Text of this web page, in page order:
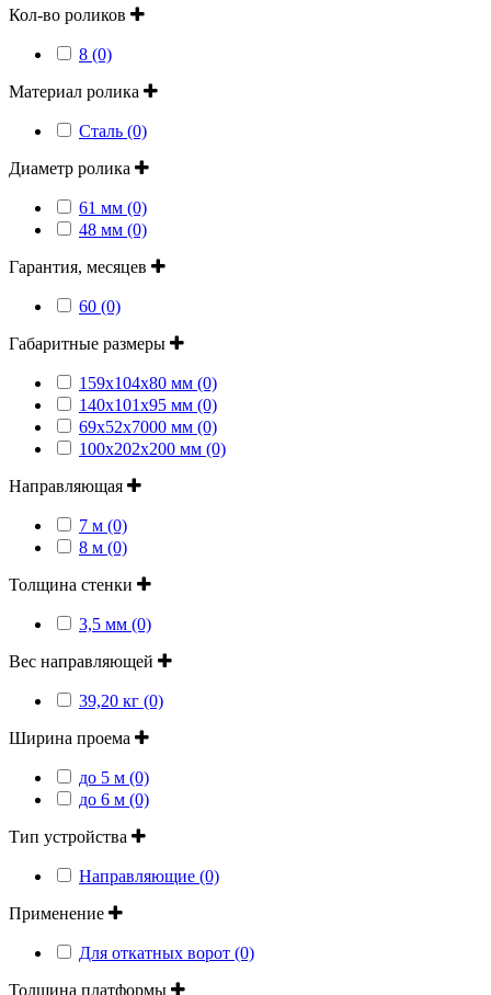
Кол-во роликов
8 (0)
Материал ролика
Сталь (0)
Диаметр ролика
61 мм (0)
48 мм (0)
Гарантия, месяцев
60 (0)
Габаритные размеры
159х104х80 мм (0)
140х101х95 мм (0)
69х52х7000 мм (0)
100х202х200 мм (0)
Направляющая
7 м (0)
8 м (0)
Толщина стенки
3,5 мм (0)
Вес направляющей
39,20 кг (0)
Ширина проема
до 5 м (0)
до 6 м (0)
Тип устройства
Направляющие (0)
Применение
Для откатных ворот (0)
Толщина платформы